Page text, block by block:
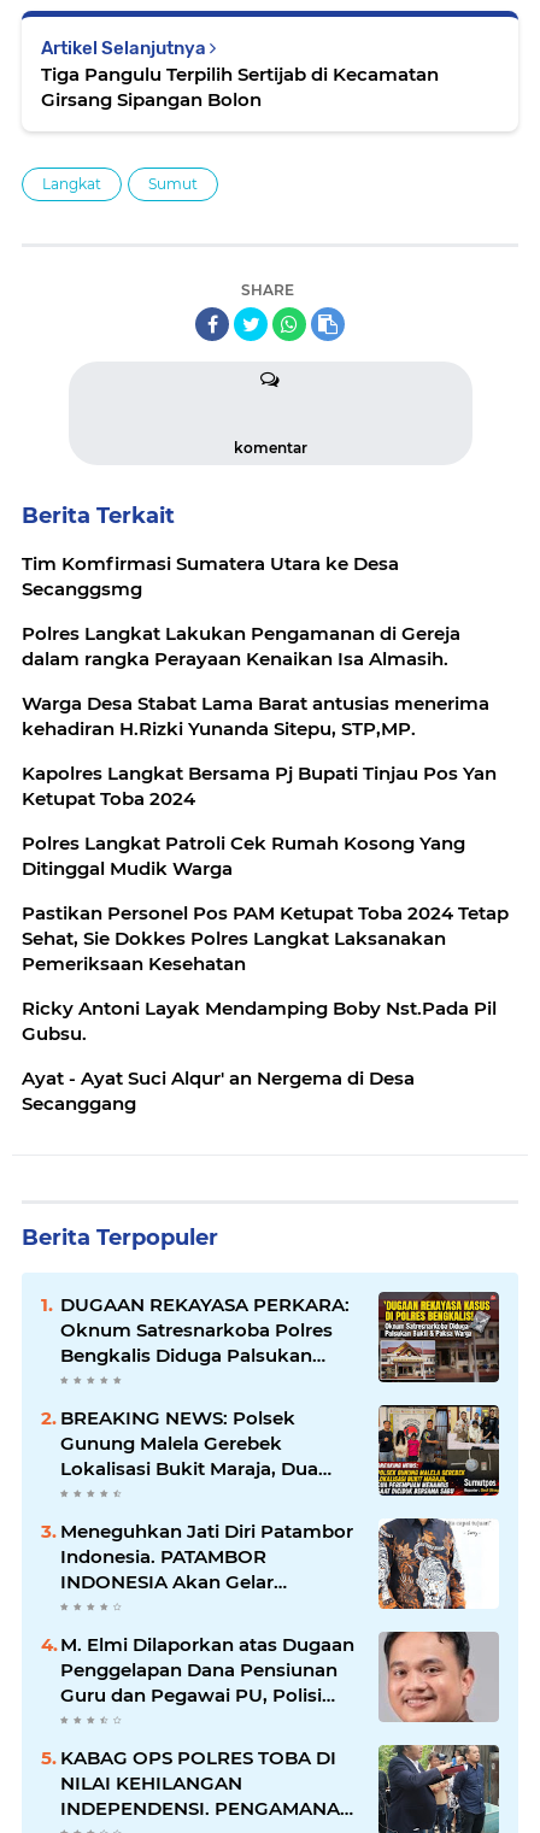
Artikel Selanjutnya
Tiga Pangulu Terpilih Sertijab di Kecamatan
Girsang Sipangan Bolon
Langkat Sumut
SHARE
komentar
Berita Terkait
Tim Komfirmasi Sumatera Utara ke Desa
Secanggsmg
Polres Langkat Lakukan Pengamanan di Gereja
dalam rangka Perayaan Kenaikan Isa Almasih.
Warga Desa Stabat Lama Barat antusias menerima
kehadiran H.Rizki Yunanda Sitepu, STP,MP.
Kapolres Langkat Bersama Pj Bupati Tinjau Pos Yan
Ketupat Toba 2024
Polres Langkat Patroli Cek Rumah Kosong Yang
Ditinggal Mudik Warga
Pastikan Personel Pos PAM Ketupat Toba 2024 Tetap
Sehat, Sie Dokkes Polres Langkat Laksanakan
Pemeriksaan Kesehatan
Ricky Antoni Layak Mendamping Boby Nst.Pada Pil
Gubsu.
Ayat - Ayat Suci Alqur' an Nergema di Desa
Secanggang
Berita Terpopuler
DUGAAN REKAYASA PERKARA:
Oknum Satresnarkoba Polres
Bengkalis Diduga Palsukan
Barang Bukti Hingga Paksa
BREAKING NEWS: Polsek
Gunung Malela Gerebek
Lokalisasi Bukit Maraja, Dua
Perempuan Menangis Saat
Meneguhkan Jati Diri Patambor
Indonesia. PATAMBOR
INDONESIA Akan Gelar
RAKERNAS II Di Jakarta.
M. Elmi Dilaporkan atas Dugaan
Penggelapan Dana Pensiunan
Guru dan Pegawai PU, Polisi
Pastikan Proses Hukum
KABAG OPS POLRES TOBA DI
NILAI KEHILANGAN
INDEPENDENSI. PENGAMANAN